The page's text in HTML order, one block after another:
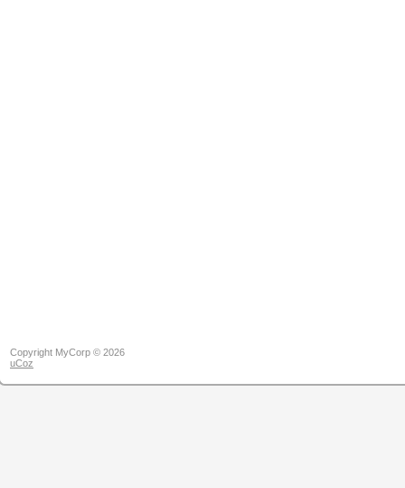
Copyright MyCorp © 2026
uCoz